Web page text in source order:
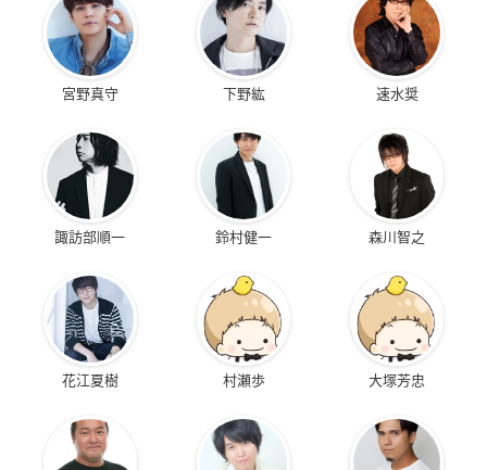
宮野真守 下野紘 速水奨
諏訪部順一 鈴村健一 森川智之
花江夏樹 村瀬歩 大塚芳忠